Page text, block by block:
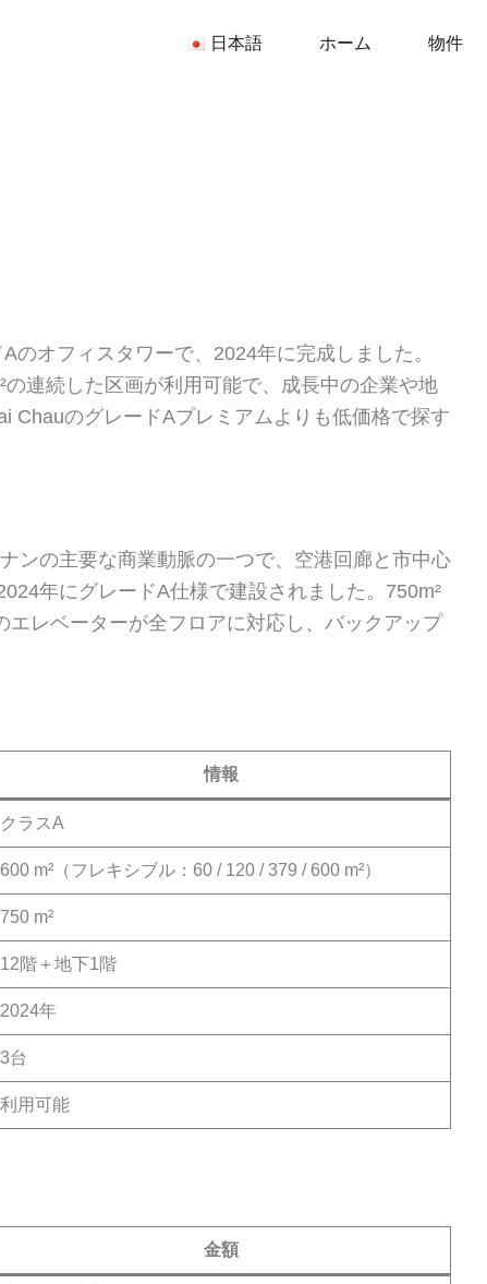
日本語 ホーム 物件
オフィスタワーで、2024年に完成しました。
連続した区画が利用可能で、成長中の企業や地
ChauのグレードAプレミアムよりも低価格で探す
ンの主要な商業動脈の一つで、空港回廊と市中心
年にグレードA仕様で建設されました。750m²
レベーターが全フロアに対応し、バックアップ
情報
クラスA
600 m²（フレキシブル：60 / 120 / 379 / 600 m²）
750 m²
12階＋地下1階
2024年
3台
利用可能
金額